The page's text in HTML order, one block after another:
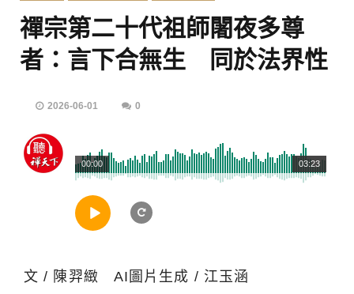
禪宗第二十代祖師闍夜多尊
者：言下合無生 同於法界性
2026-06-01 0
03:23
00:00
文 / 陳羿緻 AI圖片生成 / 江玉涵